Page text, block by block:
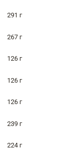
291 г
267 г
126 г
126 г
126 г
239 г
224 г